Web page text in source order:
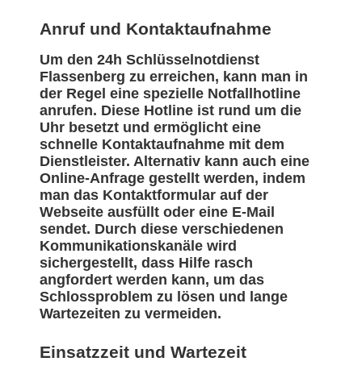
Anruf und Kontaktaufnahme
Um den 24h Schlüsselnotdienst
Flassenberg zu erreichen, kann man in
der Regel eine spezielle Notfallhotline
anrufen. Diese Hotline ist rund um die
Uhr besetzt und ermöglicht eine
schnelle Kontaktaufnahme mit dem
Dienstleister. Alternativ kann auch eine
Online-Anfrage gestellt werden, indem
man das Kontaktformular auf der
Webseite ausfüllt oder eine E-Mail
sendet. Durch diese verschiedenen
Kommunikationskanäle wird
sichergestellt, dass Hilfe rasch
angfordert werden kann, um das
Schlossproblem zu lösen und lange
Wartezeiten zu vermeiden.
Einsatzzeit und Wartezeit